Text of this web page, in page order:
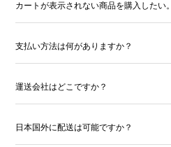
カートが表示されない商品を購入したい。
支払い方法は何がありますか？
運送会社はどこですか？
日本国外に配送は可能ですか？